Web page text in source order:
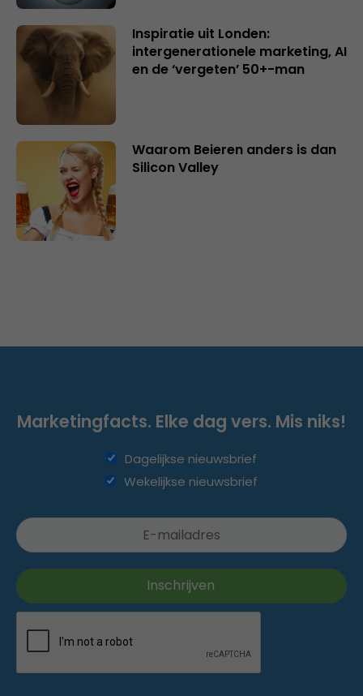
Inspiratie uit Londen:
intergenerationele marketing, AI
en de ‘vergeten’ 50+-man
Waarom Beieren anders is dan
Silicon Valley
Marketingfacts. Elke dag vers. Mis niks!
Dagelijkse nieuwsbrief
Wekelijkse nieuwsbrief